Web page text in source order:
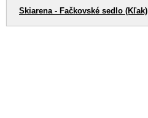
Skiarena - Fačkovské sedlo (Kľak)